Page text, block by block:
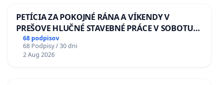
PETÍCIA ZA POKOJNÉ RÁNA A VÍKENDY V
PREŠOVE HLUČNÉ STAVEBNÉ PRÁCE V SOBOTU
LEN OD 9.00 DO 13.00 HOD., CEZ PRACOVNÝ
TÝŽDEŇ CIEĽ 8.00 – 18.00 HOD. A PRAVIDELNÁ
KONTROLA STAVBY C-AREA NA
68 podpisov
68 Podpisy / 30 dni
2 Aug 2026